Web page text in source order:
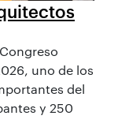
uno de los
del
y 250